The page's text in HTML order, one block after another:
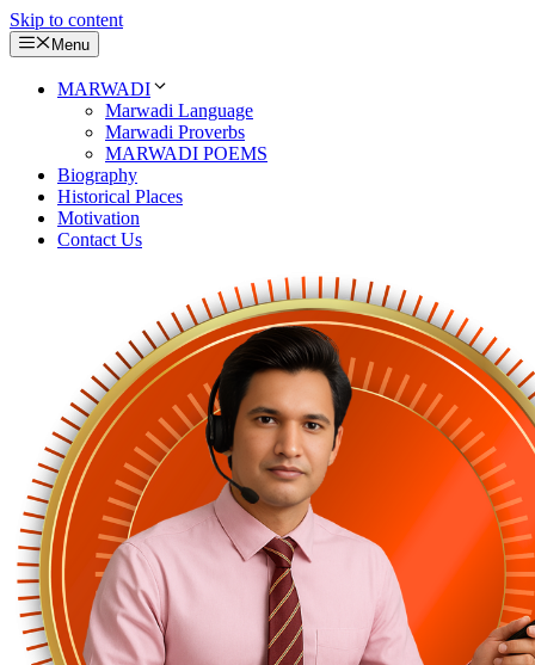
Skip to content
Menu
MARWADI
Marwadi Language
Marwadi Proverbs
MARWADI POEMS
Biography
Historical Places
Motivation
Contact Us